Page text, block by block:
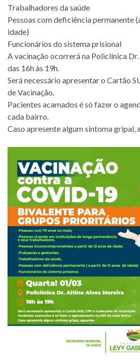
Trabalhadores da saúde
Pessoas com deficiência permanente
idade)
Funcionários do sistema prisional
A vacinação ocorrerá na Policlínica
das 16h às 19h.
Será necessário apresentar o Cartão
de Vacinação.
Pacientes acamados é só fazer o
cada bairro.
Caso apresente algum sintoma gripal,